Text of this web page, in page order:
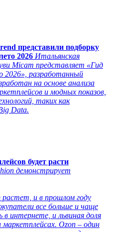
представили подборку
2026 Итальянская
Micam представляет «Гид
2026», разработанный
на основе анализа
и модных показов,
таких как
Data.
будет расти
демонстрирует
и в прошлом году
все больше и чаще
интернете, и львиная доля
Ozon – один